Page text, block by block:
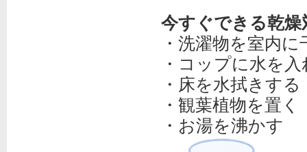
今すぐできる乾燥
・洗濯物を室内に
・コップに水を
・床を水拭きする
・観葉植物を置く
・お湯を沸かす